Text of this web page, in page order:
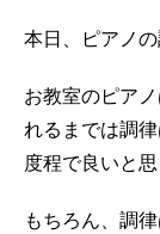
本日、ピアノの
お教室のピア
れるまでは調
度程で良いと思
もちろん、調